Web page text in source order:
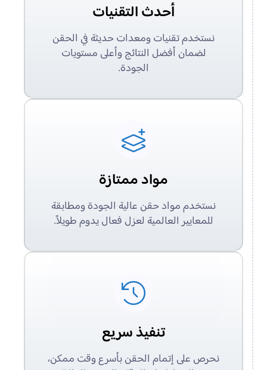
أحدث التقنيات
نستخدم تقنيات ومعدات حديثة في الحقن
لضمان أفضل النتائج وأعلى مستويات
الجودة.
مواد ممتازة
نستخدم مواد حقن عالية الجودة ومطابقة
للمعايير العالمية لعزل فعال يدوم طويلاً.
تنفيذ سريع
نحرص على إتمام الحقن بأسرع وقت ممكن،